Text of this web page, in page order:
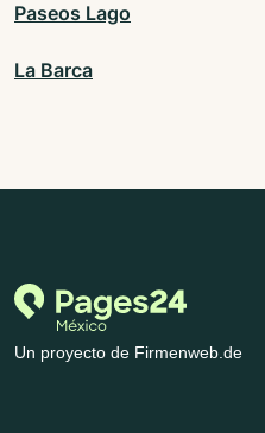
Paseos Lago
La Barca
Un proyecto de Firmenweb.de